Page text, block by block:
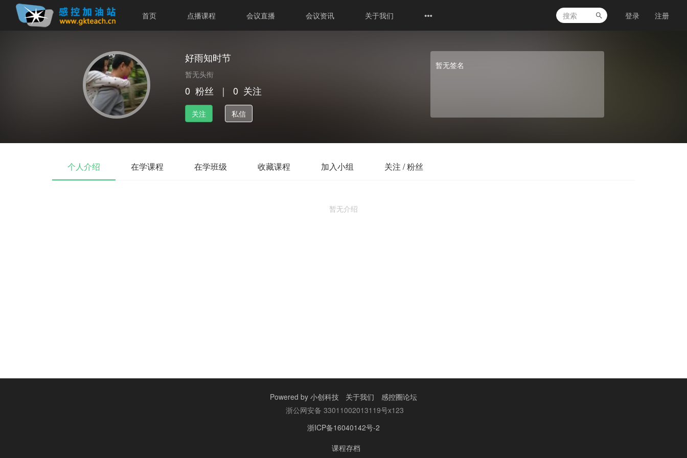
首页 点播课程 会议直播 会议资讯 关于我们 登录 注册
好雨知时节
暂无头衔
0 粉丝 ｜ 0 关注
关注 私信
暂无签名
个人介绍 在学课程 在学班级 收藏课程 加入小组 关注 / 粉丝
暂无介绍
Powered by 小创科技 关于我们
感控圈论坛
浙公网安备 33011002013119号x123
浙ICP备16040142号-2
课程存档